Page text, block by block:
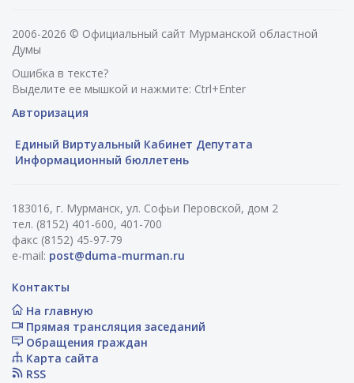
2006-2026 © Официальный сайт Мурманской областной
Думы
Ошибка в тексте?
Выделите ее мышкой и нажмите: Ctrl+Enter
Авторизация
Единый Виртуальный Кабинет Депутата
Информационный бюллетень
183016, г. Мурманск, ул. Софьи Перовской, дом 2
тел. (8152) 401-600, 401-700
факс (8152) 45-97-79
e-mail: post@duma-murman.ru
Контакты
На главную
Прямая трансляция заседаний
Обращения граждан
Карта сайта
RSS